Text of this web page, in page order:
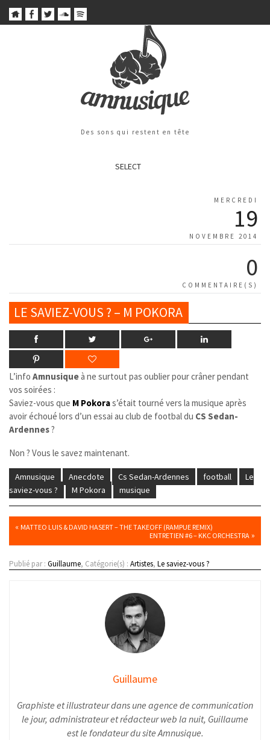
Des sons qui restent en tête
SELECT
MERCREDI
19
NOVEMBRE 2014
0
COMMENTAIRE(S)
LE SAVIEZ-VOUS ? – M POKORA
L’info Amnusiqueà ne surtout pas oublier pour crâner pendant
vos soirées :
Saviez-vous que M Pokoras’était tourné vers la musique après
avoir échoué lors d’un essai au club de footbal du CS Sedan-
Ardennes?
Non ? Vous le savez maintenant.
Amnusique Anecdote Cs Sedan-Ardennes football
Le
saviez-vous ?
M Pokora musique
« MATTEO LUIS & DAVID HASERT – THE TAKEOFF (RAMPUE REMIX)
ENTRETIEN #6 – KKC ORCHESTRA »
Publié par : Guillaume, Catégorie(s) : Artistes, Le saviez-vous ?
Guillaume
Graphiste et illustrateur dans une agence de communication
le jour, administrateur et rédacteur web la nuit, Guillaume
est le fondateur du site Amnusique.